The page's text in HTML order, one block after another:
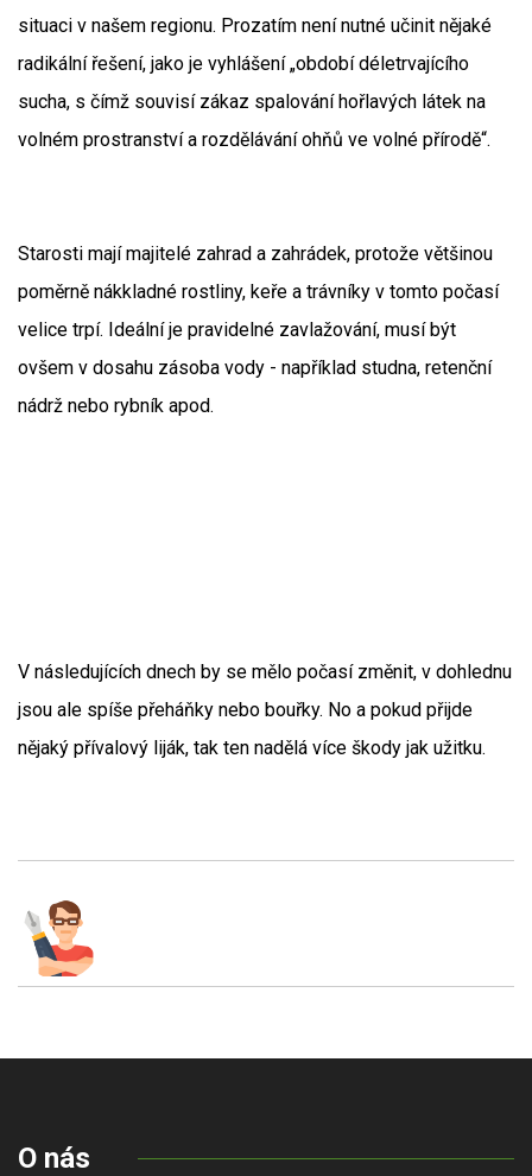
situaci v našem regionu. Prozatím není nutné učinit nějaké
radikální řešení, jako je vyhlášení „období déletrvajícího
sucha, s čímž souvisí zákaz spalování hořlavých látek na
volném prostranství a rozdělávání ohňů ve volné přírodě“.
Starosti mají majitelé zahrad a zahrádek, protože většinou
poměrně nákkladné rostliny, keře a trávníky v tomto počasí
velice trpí. Ideální je pravidelné zavlažování, musí být
ovšem v dosahu zásoba vody - například studna, retenční
nádrž nebo rybník apod.
V následujících dnech by se mělo počasí změnit, v dohlednu
jsou ale spíše přeháňky nebo bouřky. No a pokud přijde
nějaký přívalový liják, tak ten nadělá více škody jak užitku.
O nás